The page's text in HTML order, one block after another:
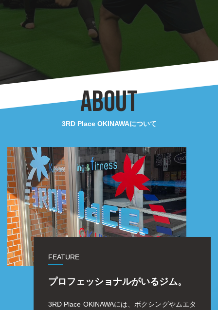
ABOUT
3RD Place OKINAWAについて
FEATURE
プロフェッショナルがいるジム。
3RD Place OKINAWAには、ボクシングやムエタ